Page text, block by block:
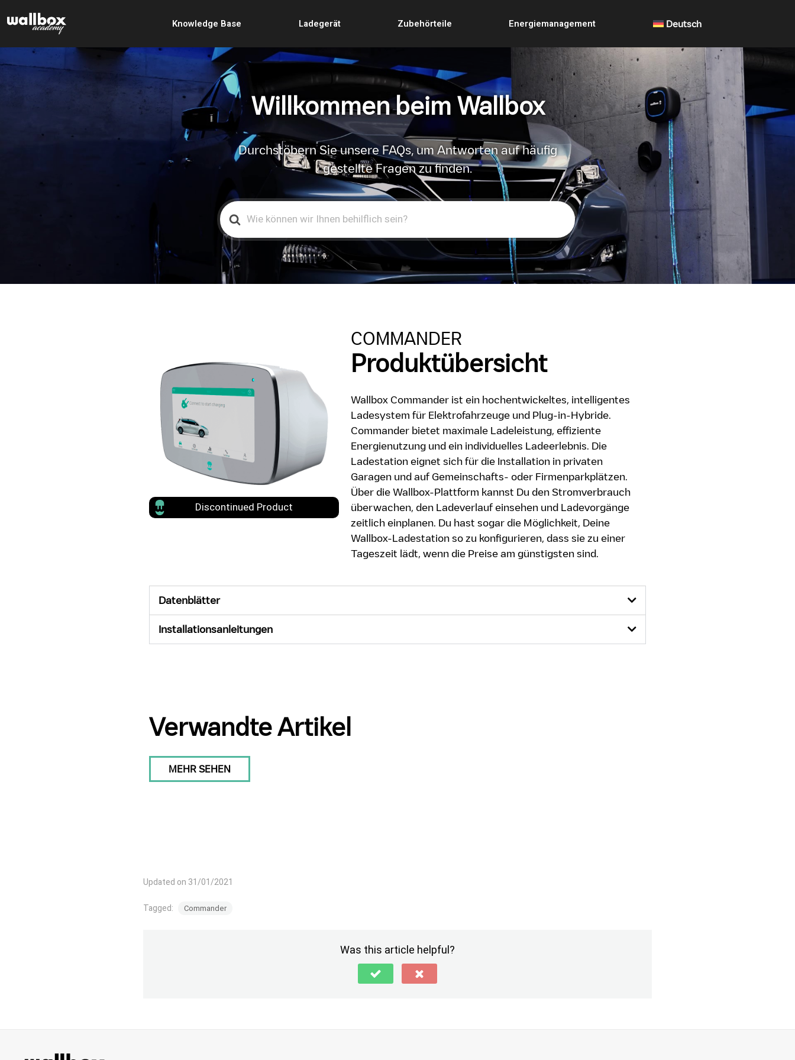
Knowledge Base Ladegerät Zubehörteile Energiemanagement Deutsch
Willkommen beim Wallbox
Durchstöbern Sie unsere FAQs, um Antworten auf häufig
gestellte Fragen zu finden.
Search
For
COMMANDER
Produktübersicht
Wallbox Commander ist ein hochentwickeltes, intelligentes
Ladesystem für Elektrofahrzeuge und Plug-in-Hybride.
Commander bietet maximale Ladeleistung, effiziente
Energienutzung und ein individuelles Ladeerlebnis. Die
Ladestation eignet sich für die Installation in privaten
Garagen und auf Gemeinschafts- oder Firmenparkplätzen.
Über die Wallbox-Plattform kannst Du den Stromverbrauch
überwachen, den Ladeverlauf einsehen und Ladevorgänge
zeitlich einplanen. Du hast sogar die Möglichkeit, Deine
Wallbox-Ladestation so zu konfigurieren, dass sie zu einer
Tageszeit lädt, wenn die Preise am günstigsten sind.
Datenblätter
Installationsanleitungen
Verwandte Artikel
MEHR SEHEN
Updated on 31/01/2021
Tagged: Commander
Was this article helpful?